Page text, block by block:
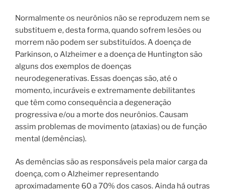
Normalmente os neurônios não se reproduzem nem se
substituem e, desta forma, quando sofrem lesões ou
morrem não podem ser substituídos.A doença de
Parkinson, o Alzheimer e a doença de Huntington são
alguns dos exemplos de doenças
neurodegenerativas. Essas doenças são, até o
momento, incuráveis e extremamente debilitantes
que têm como consequência a degeneração
progressiva e/ou a morte dos neurônios. Causam
assim problemas de movimento (ataxias) ou de função
mental (demências).
As demências são as responsáveis pela maior carga da
doença, com o Alzheimer representando
aproximadamente 60 a 70% dos casos. Ainda há outras